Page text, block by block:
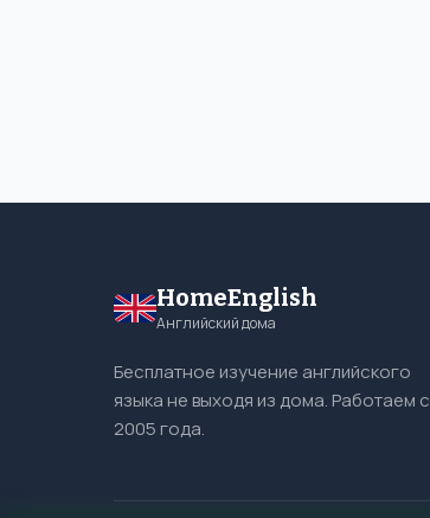
HomeEnglish
Английский дома
Бесплатное изучение английского
языка не выходя из дома. Работаем с
2005 года.